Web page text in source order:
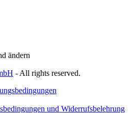
ändern
- All rights reserved.
und Widerrufsbelehrung